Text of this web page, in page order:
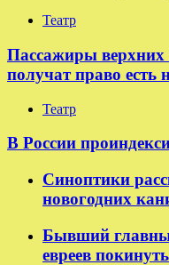
Театр
Пассажиры верхних
получат право есть
Театр
В России
Синоптики
новогодних
Бывший
евреев